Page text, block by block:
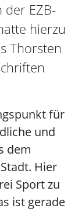
EZB-
hierzu
Thorsten
für
und
dem
Hier
Sport zu
ist gerade